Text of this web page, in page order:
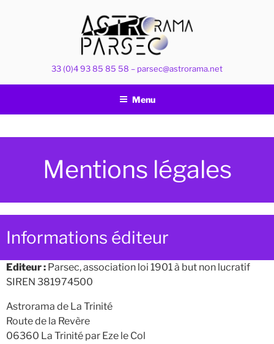
33 (0)4 93 85 85 58 – parsec@astrorama.net
Menu
Mentions légales
Informations éditeur
Editeur : Parsec, association loi 1901 à but non lucratif
SIREN 381974500
Astrorama de La Trinité
Route de la Revère
06360 La Trinité par Eze le Col